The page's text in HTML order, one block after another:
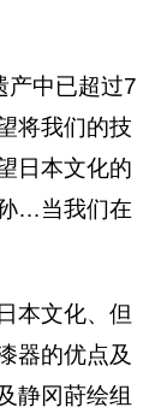
产中已超过7
将我们的技
日本文化的
…当我们在
本文化、但
器的优点及
静冈莳绘组